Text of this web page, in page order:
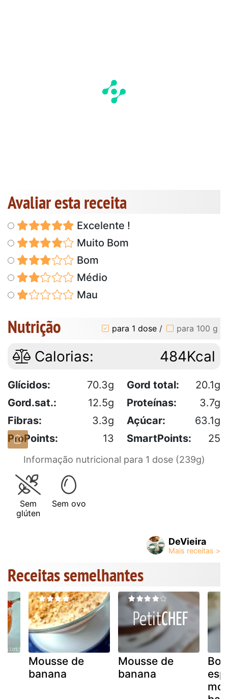
Avaliar esta receita
Excelente !
Muito Bom
Bom
Médio
Mau
Nutrição para 1 dose / para 100 g
Calorias: 484Kcal
Glícidos: 70.3g Gord total:
20.1g
Gord.sat.:
12.5g Proteínas:
3.7g
Fibras:
3.3g Açúcar:
63.1g
ProPoints:
13 SmartPoints: 25
Informação nutricional para 1 dose (239g)
Sem
glúten
Sem ovo
DeVieira
Receitas semelhantes
Mousse de
banana
Mousse de
banana